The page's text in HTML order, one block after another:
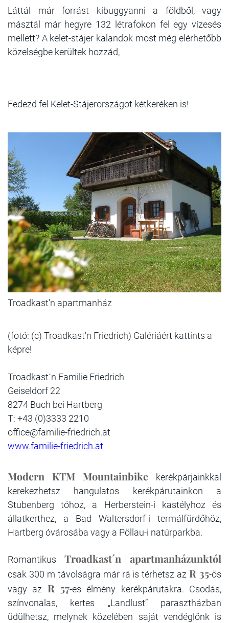
Láttál már forrást kibuggyanni a földből, vagy
másztál már hegyre 132 létrafokon fel egy vízesés
mellett? A kelet-stájer kalandok most még elérhetőbb
közelségbe kerültek hozzád,
Fedezd fel Kelet-Stájerországot kétkeréken is!
Troadkast'n apartmanház
(fotó: (c) Troadkast'n Friedrich) Galériáért kattints a
képre!
Troadkast´n Familie Friedrich
Geiseldorf 22
8274 Buch bei Hartberg
T: +43 (0)3333 2210
office@familie-friedrich.at
www.familie-friedrich.at
Modern KTM Mountainbike kerékpárjainkkal
kerekezhetsz hangulatos kerékpárutainkon a
Stubenberg tóhoz, a Herberstein-i kastélyhoz és
állatkerthez, a Bad Waltersdorf-i termálfürdőhöz,
Hartberg óvárosába vagy a Pöllau-i natúrparkba.
Romantikus Troadkast´n apartmanházunktól
csak 300 m távolságra már rá is térhetsz az R 35-ös
vagy az R 57-es élmény kerékpárutakra. Csodás,
színvonalas, kertes „Landlust“ parasztházban
üdülhetsz, melynek közelében saját vendéglőnk is